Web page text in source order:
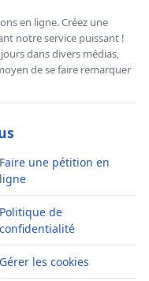
en ligne. Créez une
notre service puissant !
dans divers médias,
de se faire remarquer
Faire une pétition en
ligne
Politique de
confidentialité
Gérer les cookies